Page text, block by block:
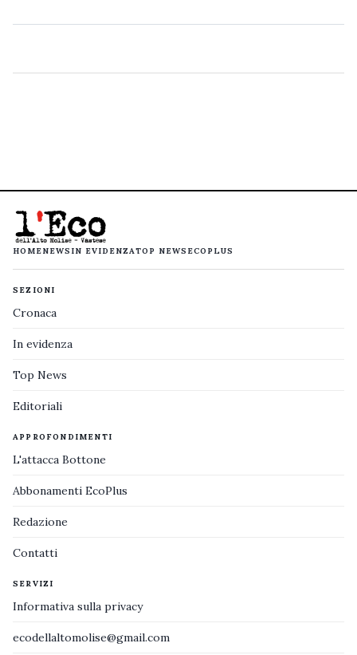
HOMENEWS IN EVIDENZATOP NEWS ECOPLUS
SEZIONI
Cronaca
In evidenza
Top News
Editoriali
APPROFONDIMENTI
L'attacca Bottone
Abbonamenti EcoPlus
Redazione
Contatti
SERVIZI
Informativa sulla privacy
ecodellaltomolise@gmail.com